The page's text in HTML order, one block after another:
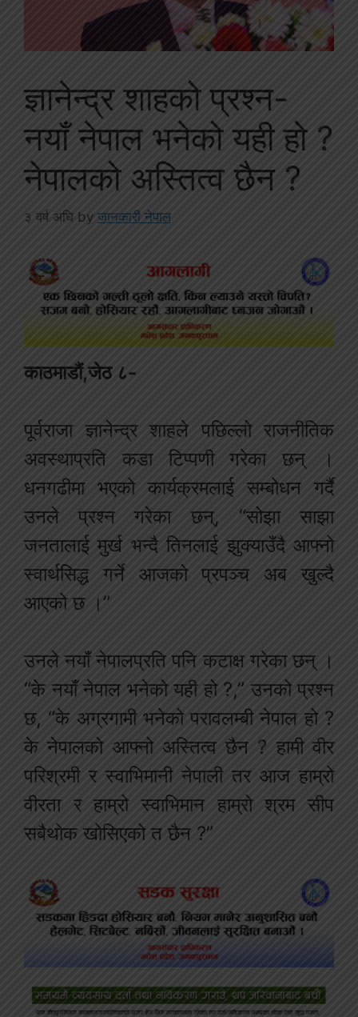
ज्ञानेन्द्र शाहको प्रश्न-
नयाँ नेपाल भनेको यही हो ?
नेपालको अस्तित्व छैन ?
३ वर्ष अघि by जानकारी नेपाल
काठमाडौं,जेठ ८-
पूर्वराजा ज्ञानेन्द्र शाहले पछिल्लो राजनीतिक
अवस्थाप्रति कडा टिप्पणी गरेका छन् ।
धनगढीमा भएको कार्यक्रमलाई सम्बोधन गर्दै
उनले प्रश्न गरेका छन्, “सोझा साझा
जनतालाई मुर्ख भन्दै तिनलाई झुक्याउँदै आफ्नो
स्वार्थसिद्ध गर्ने आजको प्रपञ्च अब खुल्दै
आएको छ ।”
उनले नयाँ नेपालप्रति पनि कटाक्ष गरेका छन् ।
“के नयाँ नेपाल भनेको यही हो ?,” उनको प्रश्न
छ, “के अग्रगामी भनेको परावलम्बी नेपाल हो ?
के नेपालको आफ्नो अस्तित्व छैन ? हामी वीर
परिश्रमी र स्वाभिमानी नेपाली तर आज हाम्रो
वीरता र हाम्रो स्वाभिमान हाम्रो श्रम सीप
सबैथोक खोसिएको त छैन ?”